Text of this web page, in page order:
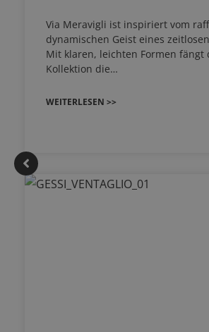
Via Meravigli ist inspiriert vom
dynamischen Geist eines
Mit klaren, leichten Formen fängt
Kollektion die…
WEITERLESEN >>